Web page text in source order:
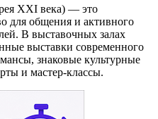
XXI века) — это
для общения и активного
В выставочных залах
выставки современного
знаковые культурные
и мастер-классы.